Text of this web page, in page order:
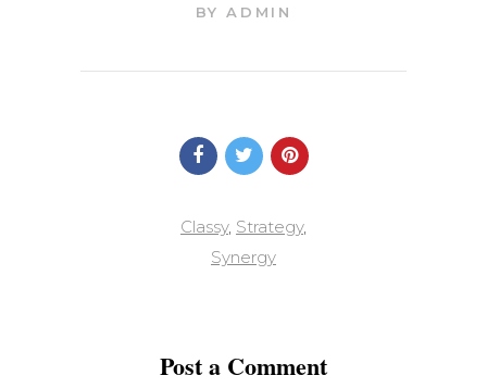
vero eros et accumsan et iusto
BYADMIN
Classy, Strategy,
Synergy
Post a Comment